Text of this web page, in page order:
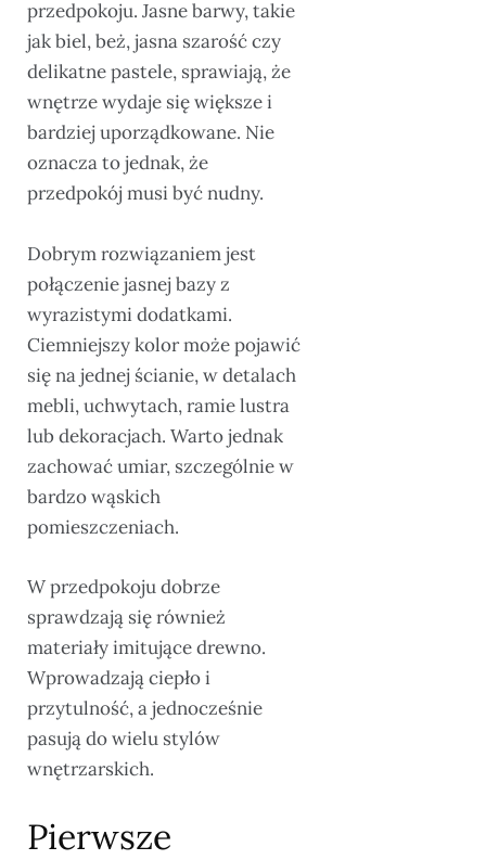
przedpokoju. Jasne barwy, takie
jak biel, beż, jasna szarość czy
delikatne pastele, sprawiają, że
wnętrze wydaje się większe i
bardziej uporządkowane. Nie
oznacza to jednak, że
przedpokój musi być nudny.
Dobrym rozwiązaniem jest
połączenie jasnej bazy z
wyrazistymi dodatkami.
Ciemniejszy kolor może pojawić
się na jednej ścianie, w detalach
mebli, uchwytach, ramie lustra
lub dekoracjach. Warto jednak
zachować umiar, szczególnie w
bardzo wąskich
pomieszczeniach.
W przedpokoju dobrze
sprawdzają się również
materiały imitujące drewno.
Wprowadzają ciepło i
przytulność, a jednocześnie
pasują do wielu stylów
wnętrzarskich.
Pierwsze